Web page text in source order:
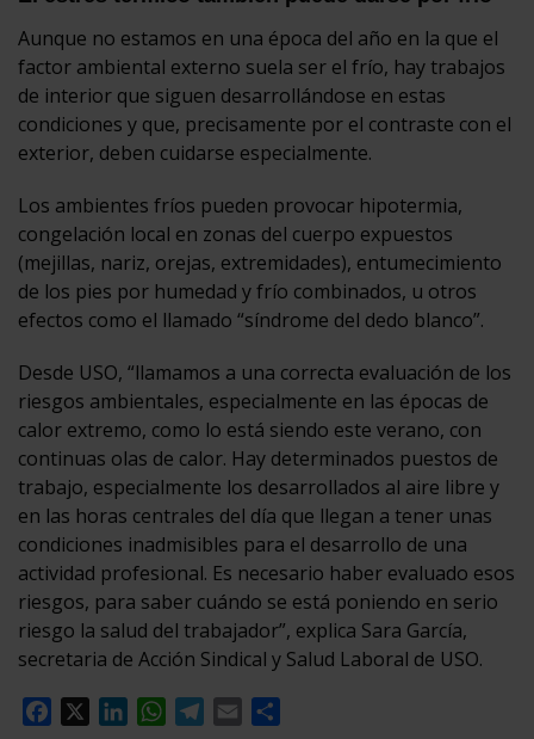
Aunque no estamos en una época del año en la que el
factor ambiental externo suela ser el frío, hay trabajos
de interior que siguen desarrollándose en estas
condiciones y que, precisamente por el contraste con el
exterior, deben cuidarse especialmente.
Los ambientes fríos pueden provocar hipotermia,
congelación local en zonas del cuerpo expuestos
(mejillas, nariz, orejas, extremidades), entumecimiento
de los pies por humedad y frío combinados, u otros
efectos como el llamado “síndrome del dedo blanco”.
Desde USO, “llamamos a una correcta evaluación de los
riesgos ambientales, especialmente en las épocas de
calor extremo, como lo está siendo este verano, con
continuas olas de calor. Hay determinados puestos de
trabajo, especialmente los desarrollados al aire libre y
en las horas centrales del día que llegan a tener unas
condiciones inadmisibles para el desarrollo de una
actividad profesional. Es necesario haber evaluado esos
riesgos, para saber cuándo se está poniendo en serio
riesgo la salud del trabajador”, explica Sara García,
secretaria de Acción Sindical y Salud Laboral de USO.
Facebook
LinkedInWhatsApp
Telegram
Email